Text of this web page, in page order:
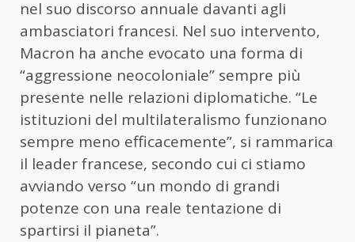
nel suo discorso annuale davanti agli
ambasciatori francesi. Nel suo intervento,
Macron ha anche evocato una forma di
“aggressione neocoloniale” sempre più
presente nelle relazioni diplomatiche. “Le
istituzioni del multilateralismo funzionano
sempre meno efficacemente”, si rammarica
il leader francese, secondo cui ci stiamo
avviando verso “un mondo di grandi
potenze con una reale tentazione di
spartirsi il pianeta”.